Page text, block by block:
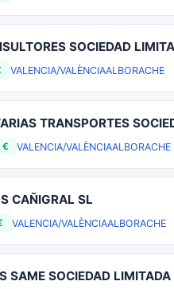
SOCIEDAD
VALENCIA/VALÈNCIAALBORACHE
TRANSPORTES
€ VALENCIA/VALÈNCIAALBORACHE
CAÑIGRAL SL
VALENCIA/VALÈNCIAALBORACHE
SAME SOCIEDAD LIMITADA